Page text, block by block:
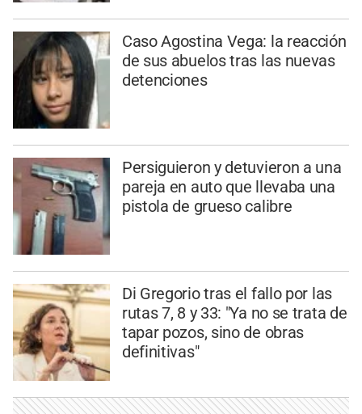
Caso Agostina Vega: la reacción
de sus abuelos tras las nuevas
detenciones
Persiguieron y detuvieron a una
pareja en auto que llevaba una
pistola de grueso calibre
Di Gregorio tras el fallo por las
rutas 7, 8 y 33: "Ya no se trata de
tapar pozos, sino de obras
definitivas"